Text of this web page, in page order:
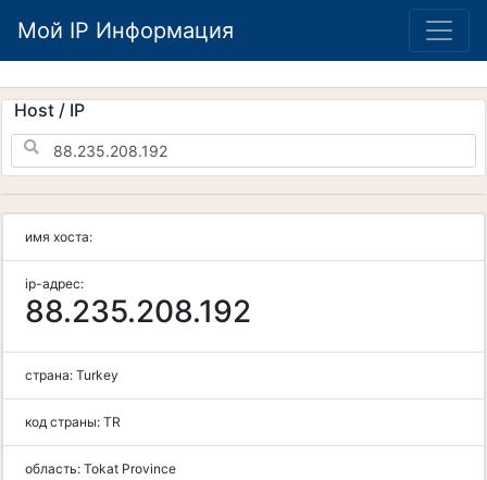
Мой IP Информация
Host / IP
имя хоста:
ip-адрес:
88.235.208.192
страна: Turkey
код страны: TR
область: Tokat Province